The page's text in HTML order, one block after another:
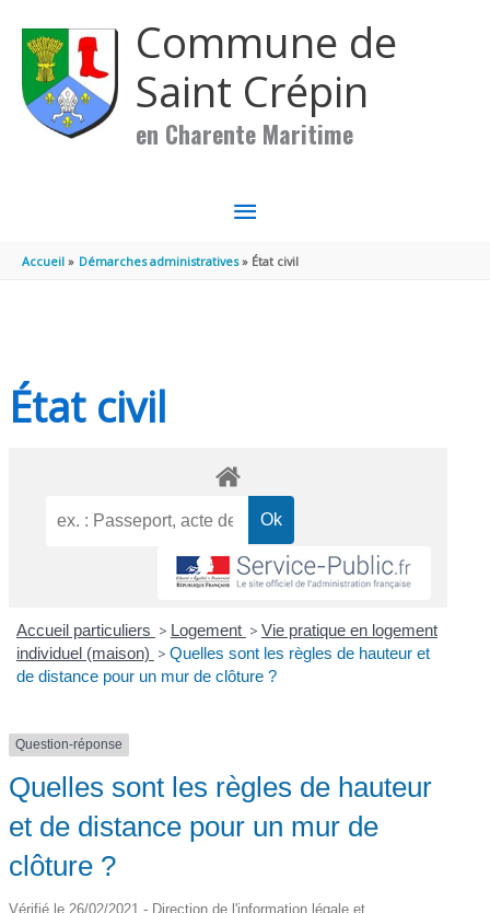
Commune de
Saint Crépin
en Charente Maritime
MENU
PRINCIPAL
Accueil Démarches administratives État civil
État civil
Accueil particuliers > Logement > Vie pratique en logement
individuel (maison) > Quelles sont les règles de hauteur et
de distance pour un mur de clôture ?
Question-réponse
Quelles sont les règles de hauteur
et de distance pour un mur de
clôture ?
Vérifié le 26/02/2021 - Direction de l'information légale et